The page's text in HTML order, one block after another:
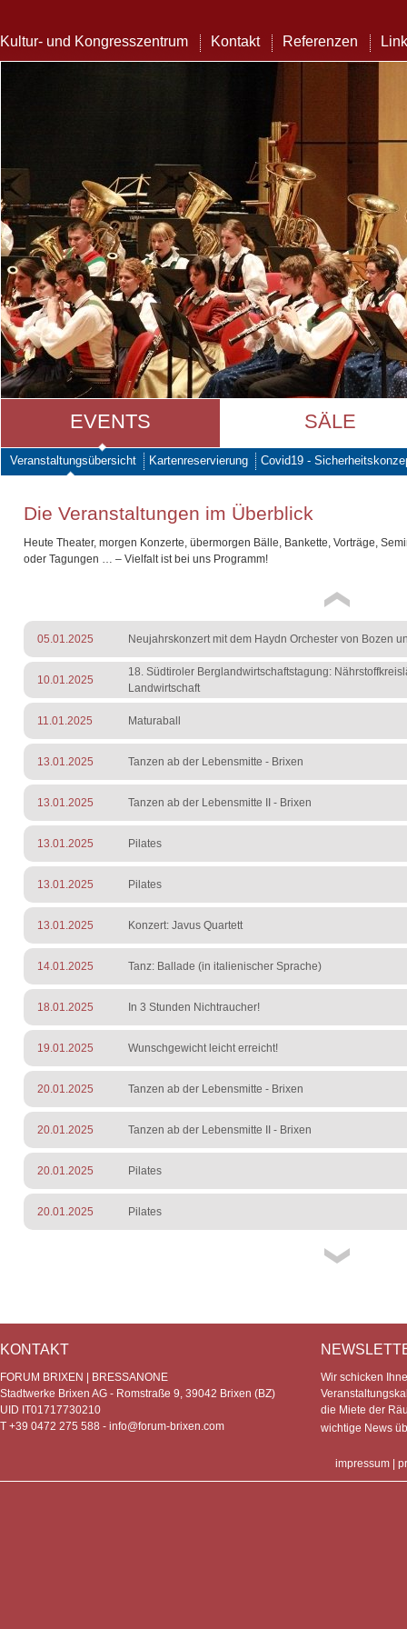
Kultur- und Kongresszentrum Kontakt Referenzen
EVENTS SÄLE
Veranstaltungsübersicht Kartenreservierung Covid19 -
Die Veranstaltungen im Überblick
Heute Theater, morgen Konzerte, übermorgen Bälle, Bankette, Vorträge,
oder Tagungen … – Vielfalt ist bei uns Programm!
05.01.2025 Neujahrskonzert mit dem Haydn Orchester von Bozen
10.01.2025
18. Südtiroler Berglandwirtschaftstagung:
Landwirtschaft
11.01.2025 Maturaball
13.01.2025 Tanzen ab der Lebensmitte - Brixen
13.01.2025 Tanzen ab der Lebensmitte II - Brixen
13.01.2025 Pilates
13.01.2025 Pilates
13.01.2025 Konzert: Javus Quartett
14.01.2025 Tanz: Ballade (in italienischer Sprache)
18.01.2025 In 3 Stunden Nichtraucher!
19.01.2025 Wunschgewicht leicht erreicht!
20.01.2025 Tanzen ab der Lebensmitte - Brixen
20.01.2025 Tanzen ab der Lebensmitte II - Brixen
20.01.2025 Pilates
20.01.2025 Pilates
KONTAKT
FORUM BRIXEN | BRESSANONE
Stadtwerke Brixen AG - Romstraße 9, 39042 Brixen (BZ)
UID IT01717730210
T +39 0472 275 588 - info@forum-brixen.com
Wir schicken
die Miete der
wichtige News
impressum